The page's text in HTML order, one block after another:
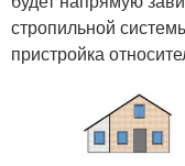
стропильной
пристройка